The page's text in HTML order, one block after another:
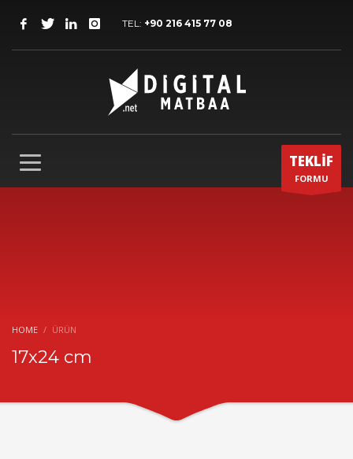
TEL: +90 216 415 77 08
TEKLİF
FORMU
HOME ÜRÜN
17x24 cm